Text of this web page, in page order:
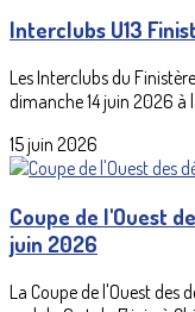
Interclubs U13
Les Interclubs du
dimanche 14 juin 2026 à
15 juin 2026
Coupe de l'Ouest
juin 2026
La Coupe de l'Ouest des